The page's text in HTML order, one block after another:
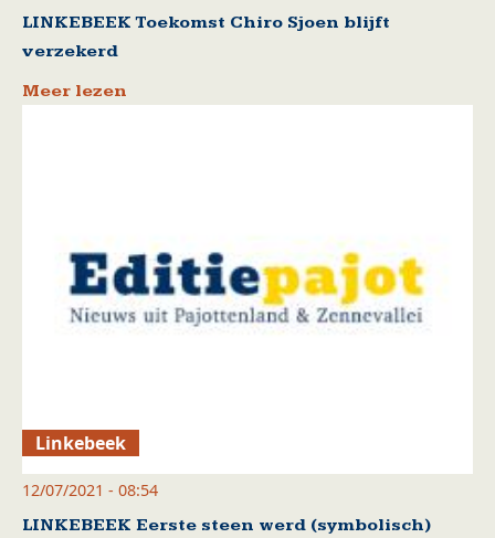
LINKEBEEK Toekomst Chiro Sjoen blijft
verzekerd
Meer lezen
Linkebeek
12/07/2021 - 08:54
LINKEBEEK Eerste steen werd (symbolisch)